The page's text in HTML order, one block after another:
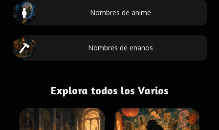
Nombres de anime
Nombres de enanos
Explora todos los Varios